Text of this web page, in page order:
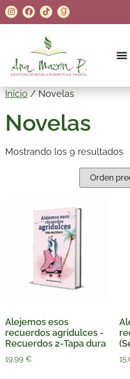
Inicio / Novelas
Novelas
Mostrando los 9 resultados
Alejemos esos
recuerdos agridulces -
Recuerdos 2-Tapa dura
19,99 €